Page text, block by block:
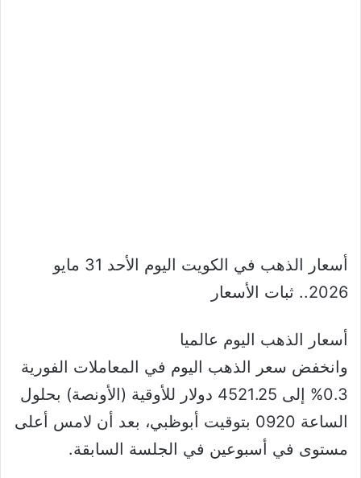
أسعار الذهب في الكويت اليوم الأحد 31 مايو
2026.. ثبات الأسعار
أسعار الذهب اليوم عالميا
وانخفض سعر الذهب اليوم في المعاملات الفورية
0.3% إلى 4521.25 دولار للأوقية (الأونصة) بحلول
الساعة 0920 بتوقيت أبوظبي، بعد أن لامس أعلى
مستوى في أسبوعين في الجلسة السابقة.